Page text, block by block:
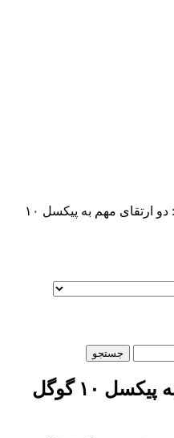
/ شایعه: دو ارتقای مهم به پیکسل ۱۰
شایعه: دو ارتقای مهم به پیکسل ۱۰ گوگل